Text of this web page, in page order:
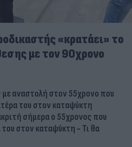
«κρατάει» το
με τον 90χρονο
αναστολή στον 55χρονο που
του στον καταψύκτη
σήμερα ο 55χρονος που
στον καταψύκτη - Τι θα